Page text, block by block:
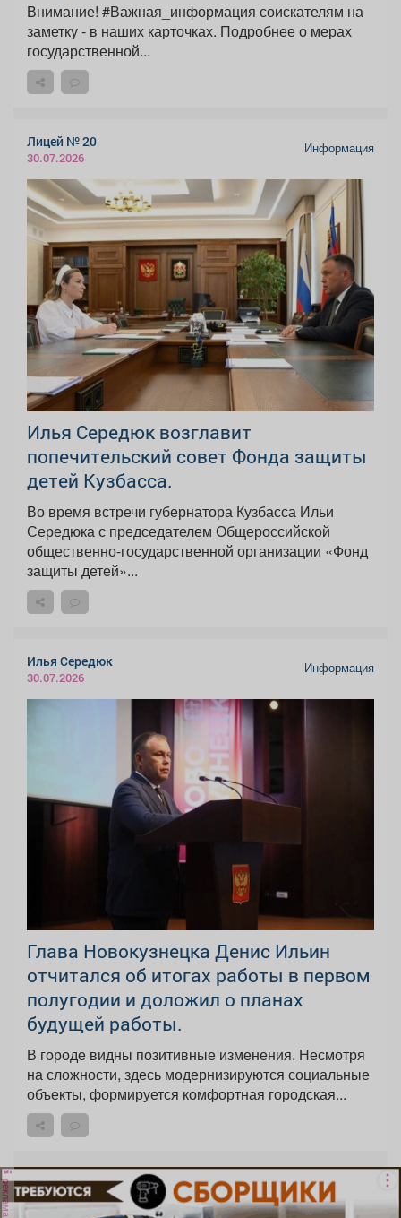
Внимание! #Важная_информация соискателям на
заметку - в наших карточках. Подробнее о мерах
государственной...
Лицей № 20
30.07.2026
Информация
Илья Середюк возглавит
попечительский совет Фонда защиты
детей Кузбасса.
Во время встречи губернатора Кузбасса Ильи
Середюка с председателем Общероссийской
общественно-государственной организации «Фонд
защиты детей»...
Илья Середюк
30.07.2026
Информация
Глава Новокузнецка Денис Ильин
отчитался об итогах работы в первом
полугодии и доложил о планах
будущей работы.
В городе видны позитивные изменения. Несмотря
на сложности, здесь модернизируются социальные
объекты, формируется комфортная городская...
реклама